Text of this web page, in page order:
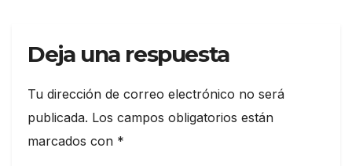
Deja una respuesta
Tu dirección de correo electrónico no será
publicada. Los campos obligatorios están
marcados con *